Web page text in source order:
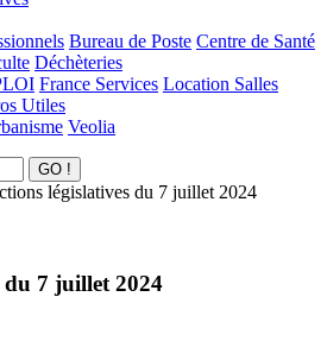
Bureau de Poste Centre de Santé
Déchèteries
France Services Location Salles
Utiles
Veolia
législatives du 7 juillet 2024
du 7 juillet 2024